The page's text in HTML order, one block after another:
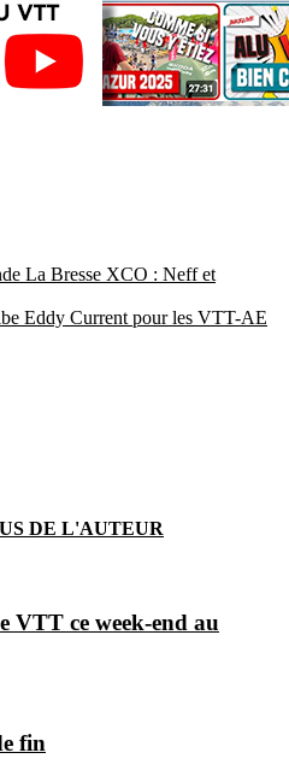
La Bresse XCO : Neff et
Eddy Current pour les VTT-AE
DE L'AUTEUR
VTT ce week-end au
fin